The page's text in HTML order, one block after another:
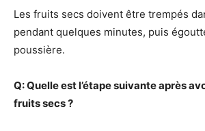
Les fruits secs doivent être trempés
pendant quelques minutes, puis
poussière.
Q: Quelle est l’étape suivante après
fruits secs ?